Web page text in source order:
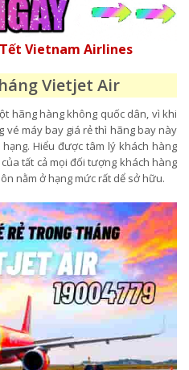
Vietnam Airlines
Vietjet Air
hãng hàng không quốc dân, vì khi
vé máy bay giá rẻ thì hãng bay này
Hiểu được tâm lý khách hàng
tất cả mọi đối tượng khách hàng
nằm ở hạng mức rất dể sở hữu.